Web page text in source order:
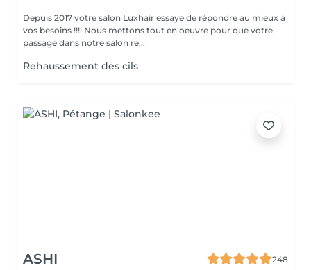
Depuis 2017 votre salon Luxhair essaye de répondre au mieux à
vos besoins !!!! Nous mettons tout en oeuvre pour que votre
passage dans notre salon re...
Rehaussement des cils
ASHI
248